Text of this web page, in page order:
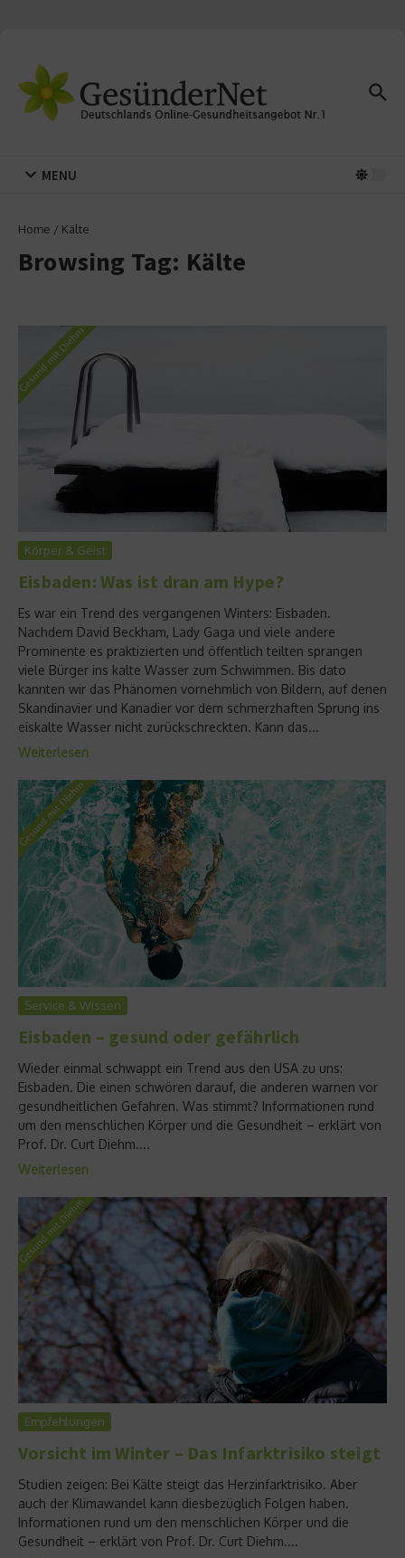
MENU
Home / Kälte
Browsing Tag: Kälte
Körper & Geist
Eisbaden: Was ist dran am Hype?
Es war ein Trend des vergangenen Winters: Eisbaden.
Nachdem David Beckham, Lady Gaga und viele andere
Prominente es praktizierten und öffentlich teilten sprangen
viele Bürger ins kalte Wasser zum Schwimmen. Bis dato
kannten wir das Phänomen vornehmlich von Bildern, auf denen
Skandinavier und Kanadier vor dem schmerzhaften Sprung ins
eiskalte Wasser nicht zurückschreckten. Kann das...
Weiterlesen
Service & Wissen
Eisbaden – gesund oder gefährlich
Wieder einmal schwappt ein Trend aus den USA zu uns:
Eisbaden. Die einen schwören darauf, die anderen warnen vor
gesundheitlichen Gefahren. Was stimmt? Informationen rund
um den menschlichen Körper und die Gesundheit – erklärt von
Prof. Dr. Curt Diehm....
Weiterlesen
Empfehlungen
Vorsicht im Winter – Das Infarktrisiko steigt
Studien zeigen: Bei Kälte steigt das Herzinfarktrisiko. Aber
auch der Klimawandel kann diesbezüglich Folgen haben.
Informationen rund um den menschlichen Körper und die
Gesundheit – erklärt von Prof. Dr. Curt Diehm....